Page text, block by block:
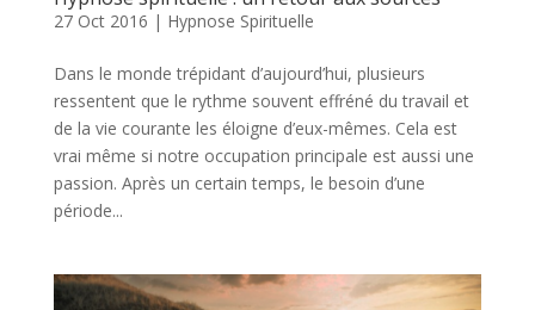
27 Oct 2016 | Hypnose Spirituelle
Dans le monde trépidant d’aujourd’hui, plusieurs
ressentent que le rythme souvent effréné du travail et
de la vie courante les éloigne d’eux-mêmes. Cela est
vrai même si notre occupation principale est aussi une
passion. Après un certain temps, le besoin d’une
période...